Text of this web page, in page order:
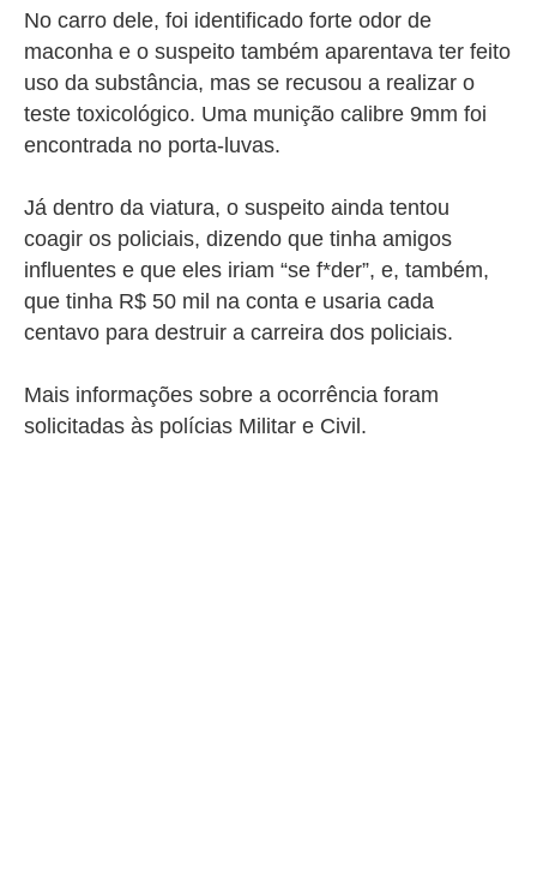
No carro dele, foi identificado forte odor de
maconha e o suspeito também aparentava ter feito
uso da substância, mas se recusou a realizar o
teste toxicológico. Uma munição calibre 9mm foi
encontrada no porta-luvas.
Já dentro da viatura, o suspeito ainda tentou
coagir os policiais, dizendo que tinha amigos
influentes e que eles iriam “se f*der”, e, também,
que tinha R$ 50 mil na conta e usaria cada
centavo para destruir a carreira dos policiais.
Mais informações sobre a ocorrência foram
solicitadas às polícias Militar e Civil.